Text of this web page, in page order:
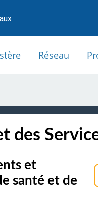
Réseau
des
et
santé et de